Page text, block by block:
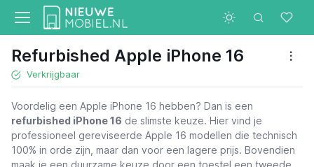
Refurbished Apple iPhone 16
Verkrijgbaar
Voordelig een Apple iPhone 16 hebben? Dan is een
refurbished iPhone 16 de slimste keuze. Hier vind je
professioneel gereviseerde Apple 16 modellen die technisch
100% in orde zijn, maar dan voor een lagere prijs. Bovendien
maak je een duurzame keuze door een toestel een tweede